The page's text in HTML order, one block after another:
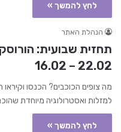
לחץ להמשך »
הנהלת האתר
תחזית שבועית:
22.02 – 16.02
מה צופים הכוכבים? הכנסו
למזלות ואסטרולוגיה מיוחדת
לחץ להמשך »